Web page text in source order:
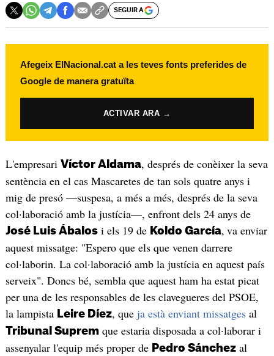
SEGUIR A
Afegeix ElNacional.cat a les teves fonts preferides de
Google de manera gratuïta
ACTIVAR ARA →
L'empresari Víctor Aldama, després de conèixer la seva
sentència en el cas Mascaretes de tan sols quatre anys i
mig de presó —suspesa, a més a més, després de la seva
col·laboració amb la justícia—, enfront dels 24 anys de
José Luis Ábalosi els 19 de Koldo García, va enviar
aquest missatge: "Espero que els que venen darrere
col·laborin. La col·laboració amb la justícia en aquest país
serveix". Doncs bé, sembla que aquest ham ha estat picat
per una de les responsables de les clavegueres del PSOE,
la lampista Leire Díez, que ja està enviant missatgesal
Tribunal Supremque estaria disposada a col·laborar i
assenyalar l'equip més proper de Pedro Sánchezal